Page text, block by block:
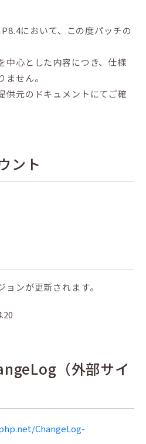
において、この度パッチの
中心とした内容につき、仕様
せん。
供元のドキュメントにてご確
ント
ンが更新されます。
（外部サイ
ChangeLog-